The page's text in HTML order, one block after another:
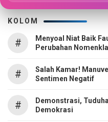
KOLOM
#
Menyoal Niat Baik
Perubahan
#
Salah Kamar!
Sentimen Negatif
#
Demonstrasi,
Demokrasi